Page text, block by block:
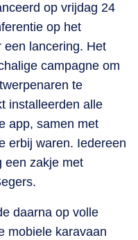
op vrijdag 24
op het
een lancering. Het
campagne om
te
installeerden alle
app, samen met
erbij waren. Iedereen
een zakje met
daarna op volle
mobiele karavaan